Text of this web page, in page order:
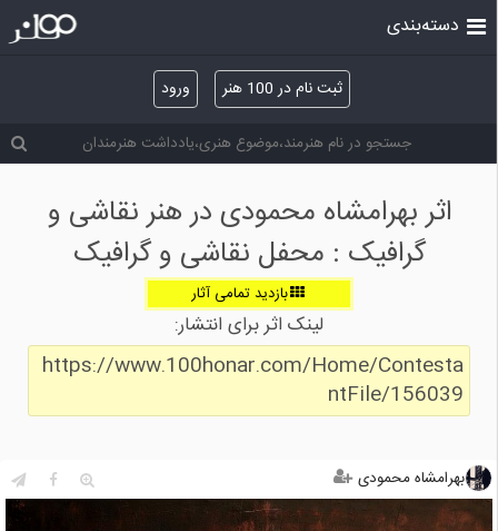
ثبت نام در 100 هنر ورود
دسته‌بندی
اثر بهرامشاه محمودی در هنر نقاشی و
گرافیک : محفل نقاشی و گرافیک
بازدید تمامی آثار
لینک اثر برای انتشار:
https://www.100honar.com/Home/Contesta
ntFile/156039
بهرامشاه محمودی